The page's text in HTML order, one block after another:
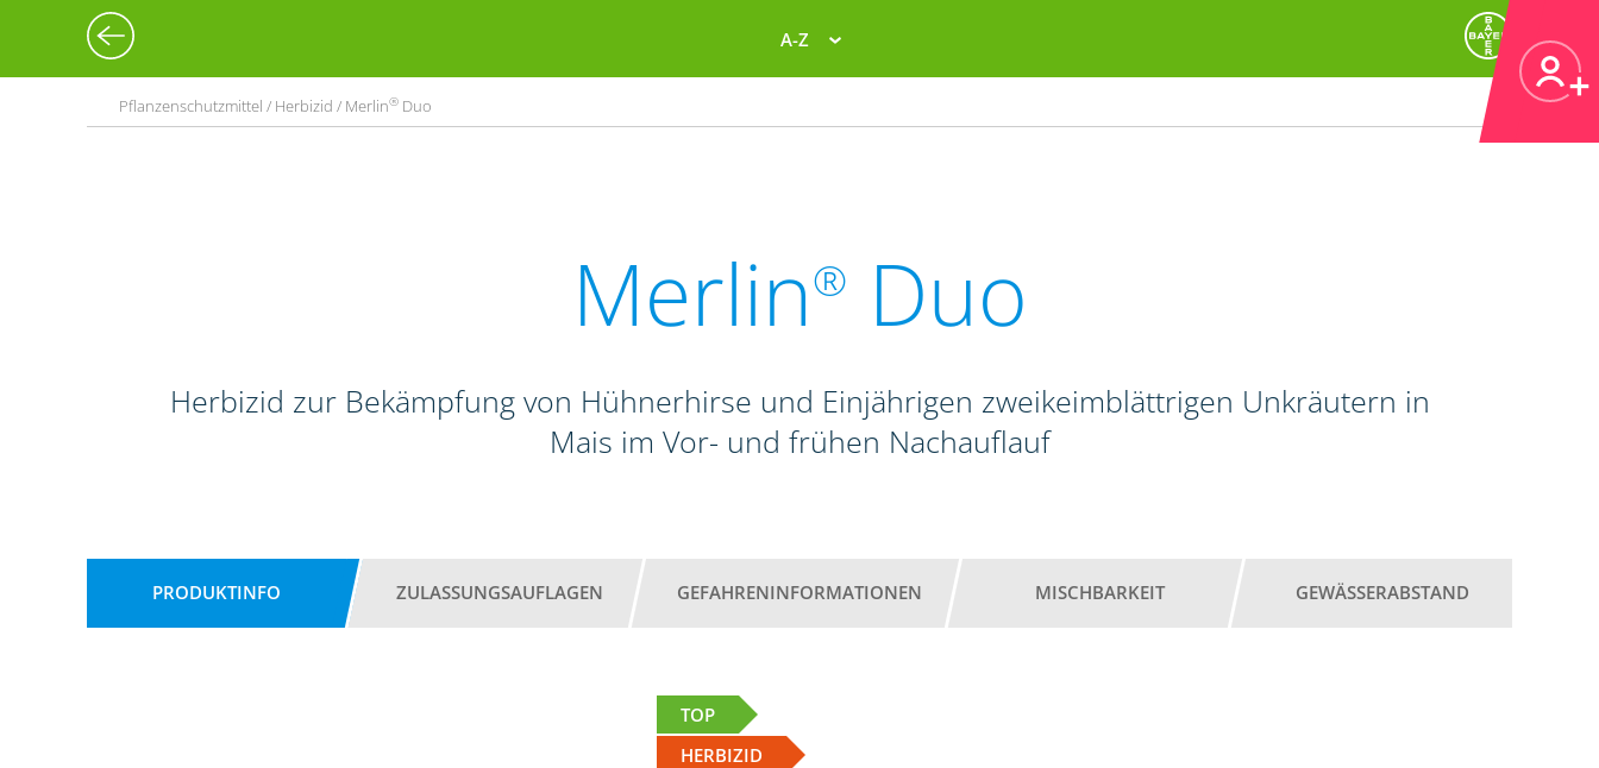
A-Z
Pflanzenschutzmittel / Herbizid / Merlin® Duo
Merlin® Duo
Herbizid zur Bekämpfung von Hühnerhirse und Einjährigen zweikeimblättrigen Unkräutern in
Mais im Vor- und frühen Nachauflauf
PRODUKTINFO ZULASSUNGSAUFLAGEN GEFAHRENINFORMATIONEN MISCHBARKEIT GEWÄSSERABSTAND
TOP
HERBIZID